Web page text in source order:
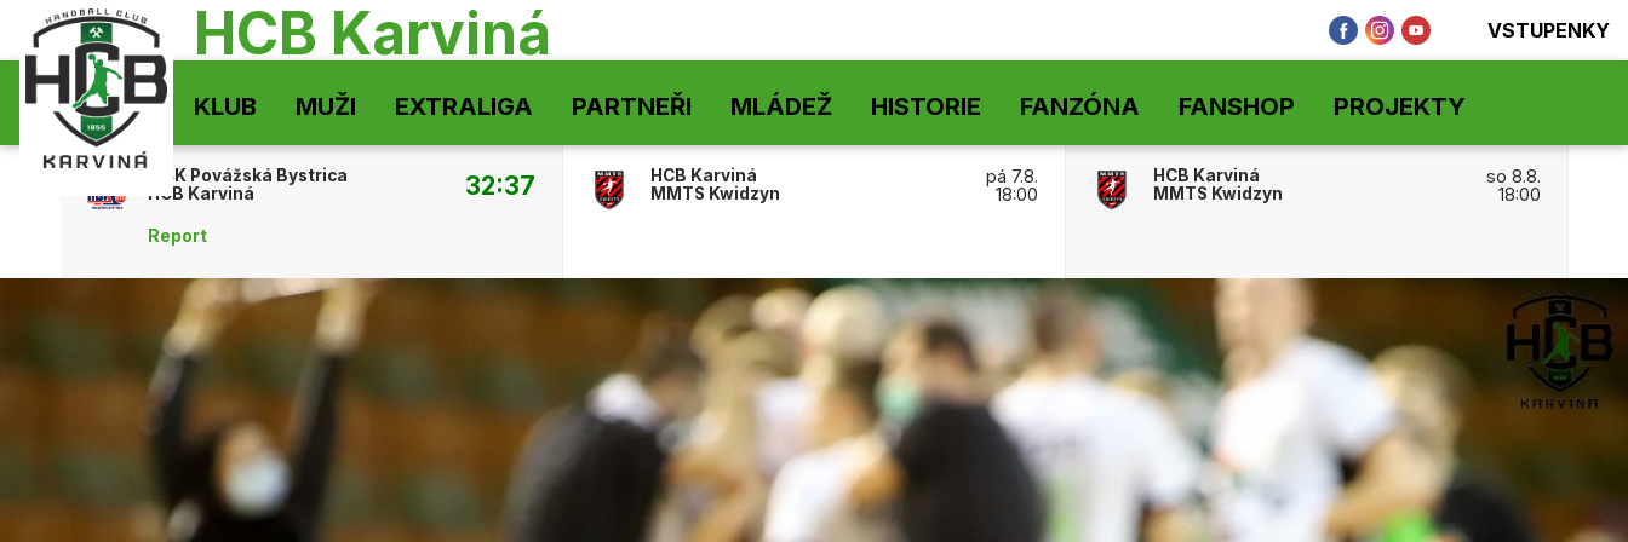
HCB Karviná VSTUPENKY
KLUB MUŽI EXTRALIGA PARTNEŘI MLÁDEŽ HISTORIE FANZÓNA FANSHOP PROJEKTY
MŠK Povážská Bystrica
HCB Karviná
32:37
Report
HCB Karviná
MMTS Kwidzyn
pá 7.8.
18:00
HCB Karviná
MMTS Kwidzyn
so 8.8.
18:00